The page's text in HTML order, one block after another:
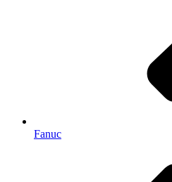
Fanuc